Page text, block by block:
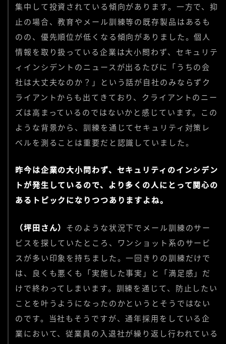
集中して投資されている傾向があります。一方で、抑
止の場合、教育やメール訓練等の既存製品はあるも
のの、優先順位が低くなる傾向がありました。個人
情報を取り扱っている企業は大小問わず、セキュリテ
ィインシデントのニュースが出るたびに「うちの会
社は大丈夫なのか？」という話が自社のみならずク
ライアントからも出てきており、クライアントのニー
ズは高まっているのではないかと感じています。この
ような背景から、訓練を通じてセキュリティ対策レ
ベルを測ることは重要だと認識していました。
昨今は企業の大小問わず、セキュリティのインシデン
トが発生しているので、より多くの人にとって関心の
あるトピックになりつつありますよね。
（坪田さん） そのような状況下でメール訓練のサー
ビスを探していたところ、ワンショット系のサービ
スが多い印象を持ちました。一回きりの訓練だけで
は、良くも悪くも「実施した事実」と「満足感」だ
けで終わってしまいます。訓練を通じて、防止したい
ことを叶うようになったのかというとそうではない
のです。当社もそうですが、通年採用をしている企
業において、従業員の入退社が繰り返し行われている